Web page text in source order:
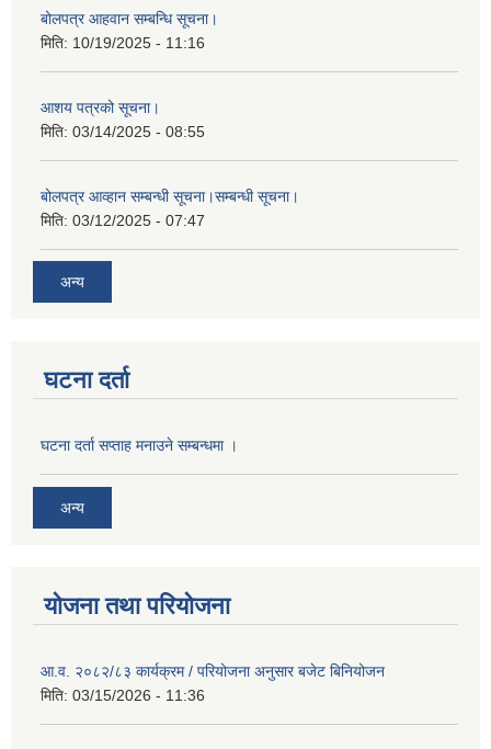
बोलपत्र आहवान सम्बन्धि सूचना।
मिति: 10/19/2025 - 11:16
आशय पत्रको सूचना।
मिति: 03/14/2025 - 08:55
बोलपत्र आव्हान सम्बन्धी सूचना।सम्बन्धी सूचना।
मिति: 03/12/2025 - 07:47
अन्य
घटना दर्ता
घटना दर्ता सप्ताह मनाउने सम्बन्धमा ।
अन्य
योजना तथा परियोजना
आ.व. २०८२/८३ कार्यक्रम / परियोजना अनुसार बजेट बिनियोजन
मिति: 03/15/2026 - 11:36